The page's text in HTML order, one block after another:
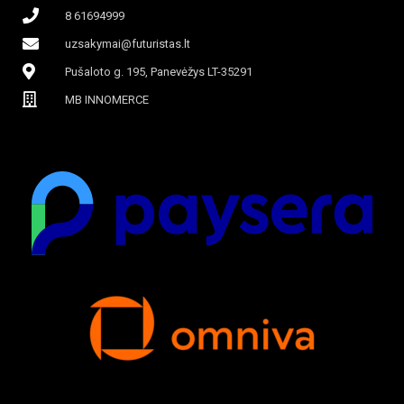
8 61694999
uzsakymai@futuristas.lt
Pušaloto g. 195, Panevėžys LT-35291
MB INNOMERCE